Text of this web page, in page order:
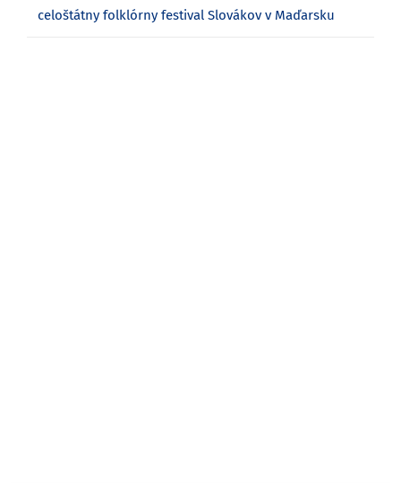
celoštátny folklórny festival Slovákov v Maďarsku